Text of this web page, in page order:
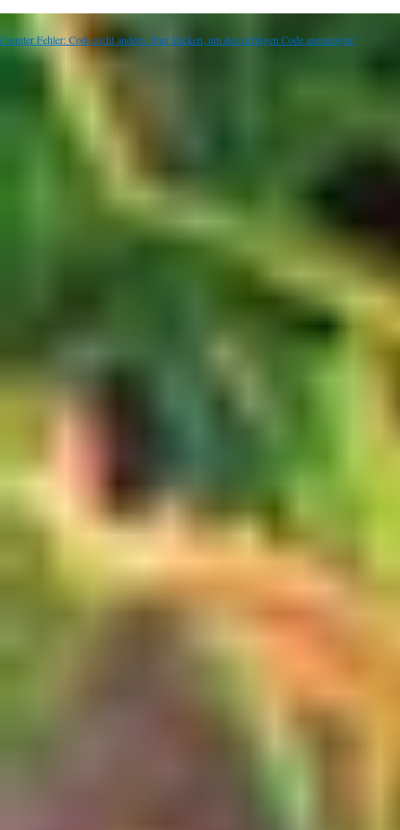
Counter Fehler: Code nicht ändern. Hier klicken, um den richtigen Code anzuzeigen!